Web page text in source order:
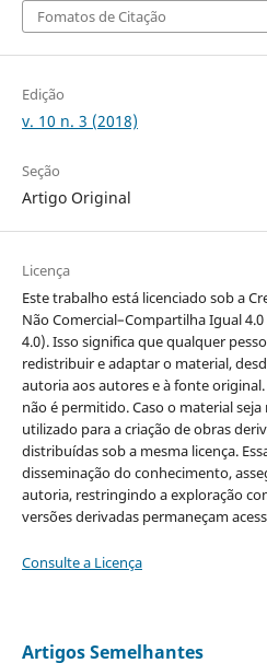
Fomatos de Citação
Edição
v. 10 n. 3 (2018)
Seção
Artigo Original
Licença
Este trabalho está licenciado sob a
Não Comercial–Compartilha Igual 4.0
4.0). Isso significa que qualquer
redistribuir e adaptar o material,
autoria aos autores e à fonte
não é permitido. Caso o material
utilizado para a criação de obras
distribuídas sob a mesma licença.
disseminação do conhecimento,
autoria, restringindo a exploração
versões derivadas permaneçam
Consulte a Licença
Artigos Semelhantes